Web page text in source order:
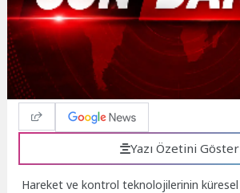
Yazı Özetini Göster
Hareket ve kontrol teknolojilerinin